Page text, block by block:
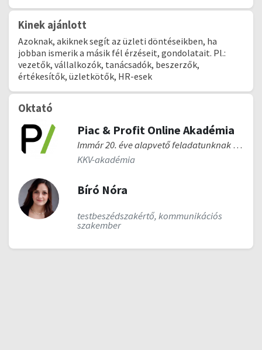
Kinek ajánlott
Azoknak, akiknek segít az üzleti döntéseikben, ha
jobban ismerik a másik fél érzéseit, gondolatait. Pl.:
vezetők, vállalkozók, tanácsadók, beszerzők,
értékesítők, üzletkötők, HR-esek
Oktató
Piac & Profit Online Akadémia
Immár 20. éve alapvető feladatunknak tekintjük, hogy a saját eszközeinkkel elősegítsük a hazai gazdaság szereplői, főként a kis- és középvállalkozások versenyképességét és piaci alkalmazkodását, a felelős gazdasági viszonyok kialakulását. A Piac és Profit Kiadó Kft. 1998-ben indította el első, elsősorban üzleti döntéshozóknak szóló online újságját www.piacesprofit.hu címen, mely kezdetben a nyomtatott magazin tartalmából építkezve, majd később saját, egyre bővülő szerkesztőségi tartalommal vált a KKV-k, a gazdasági élet vezetőinek egyik meghatározó információforrásává. Idén, 2018-tól pedig elindítottuk online képzéseinket is, hogy haladva a korral, a legmodernebb formában tudjuk a tudást biztosítani olvasóink, követőink számára.
KKV-akadémia
Bíró Nóra
testbeszédszakértő, kommunikációs
szakember